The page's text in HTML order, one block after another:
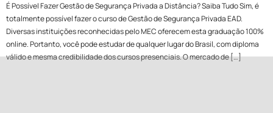
É Possível Fazer Gestão de Segurança Privada a Distância? Saiba Tudo Sim, é
totalmente possível fazer o curso de Gestão de Segurança Privada EAD.
Diversas instituições reconhecidas pelo MEC oferecem esta graduação 100%
online. Portanto, você pode estudar de qualquer lugar do Brasil, com diploma
válido e mesma credibilidade dos cursos presenciais. O mercado de […]